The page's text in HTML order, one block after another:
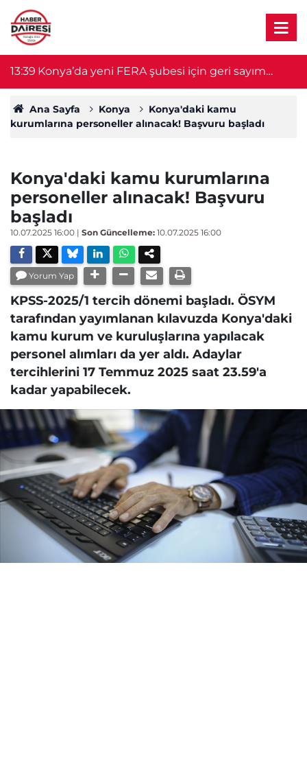
13:39 Konya’da yeni FERA şubesi için geri sayım
başladı
Ana Sayfa Konya
Konya'daki kamu
kurumlarına personeller alınacak! Başvuru başladı
Konya'daki kamu kurumlarına
personeller alınacak! Başvuru
başladı
10.07.2025 16:00 | Son Güncelleme: 10.07.2025 16:00
Yorum Yap
KPSS-2025/1 tercih dönemi başladı. ÖSYM
tarafından yayımlanan kılavuzda Konya'daki
kamu kurum ve kuruluşlarına yapılacak
personel alımları da yer aldı. Adaylar
tercihlerini 17 Temmuz 2025 saat 23.59'a
kadar yapabilecek.